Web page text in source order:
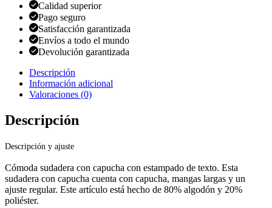
Calidad superior
Pago seguro
Satisfacción garantizada
Envíos a todo el mundo
Devolución garantizada
Descripción
Información adicional
Valoraciones (0)
Descripción
Descripción y ajuste
Cómoda sudadera con capucha con estampado de texto. Esta
sudadera con capucha cuenta con capucha, mangas largas y un
ajuste regular. Este artículo está hecho de 80% algodón y 20%
poliéster.